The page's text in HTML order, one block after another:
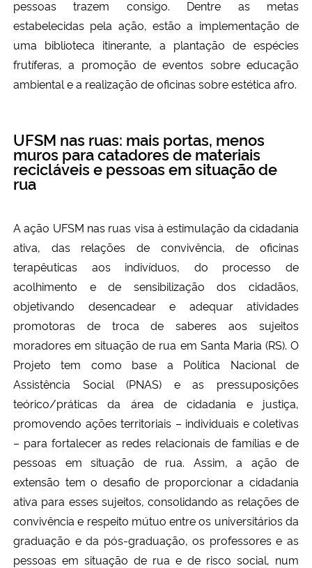
pessoas trazem consigo. Dentre as metas
estabelecidas pela ação, estão a implementação de
uma biblioteca itinerante, a plantação de espécies
frutíferas, a promoção de eventos sobre educação
ambiental e a realização de oficinas sobre estética afro.
UFSM nas ruas: mais portas, menos
muros para catadores de materiais
recicláveis e pessoas em situação de
rua
A ação UFSM nas ruas visa à estimulação da cidadania
ativa, das relações de convivência, de oficinas
terapêuticas aos indivíduos, do processo de
acolhimento e de sensibilização dos cidadãos,
objetivando desencadear e adequar atividades
promotoras de troca de saberes aos sujeitos
moradores em situação de rua em Santa Maria (RS). O
Projeto tem como base a Política Nacional de
Assistência Social (PNAS) e as pressuposições
teórico/práticas da área de cidadania e justiça,
promovendo ações territoriais – individuais e coletivas
– para fortalecer as redes relacionais de famílias e de
pessoas em situação de rua. Assim, a ação de
extensão tem o desafio de proporcionar a cidadania
ativa para esses sujeitos, consolidando as relações de
convivência e respeito mútuo entre os universitários da
graduação e da pós-graduação, os professores e as
pessoas em situação de rua e de risco social, num